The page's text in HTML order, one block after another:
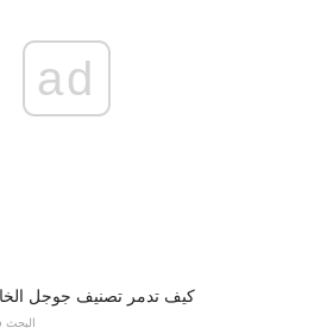
ad
كيف تدمر تصنيف جوجل
البحث